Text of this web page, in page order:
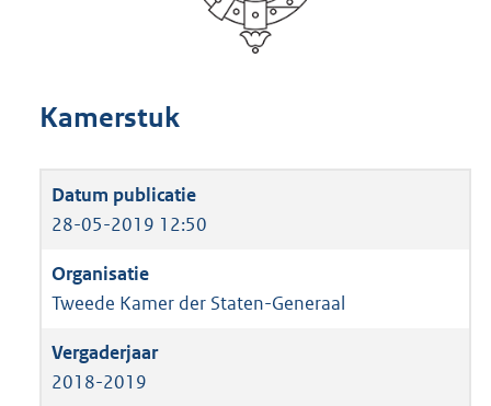
Kamerstuk
28-05-2019 12:50
Tweede Kamer der Staten-Generaal
2018-2019